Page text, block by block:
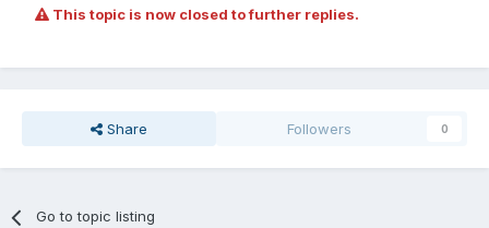
This topic is now closed to further replies.
Share Followers 0
Go to topic listing